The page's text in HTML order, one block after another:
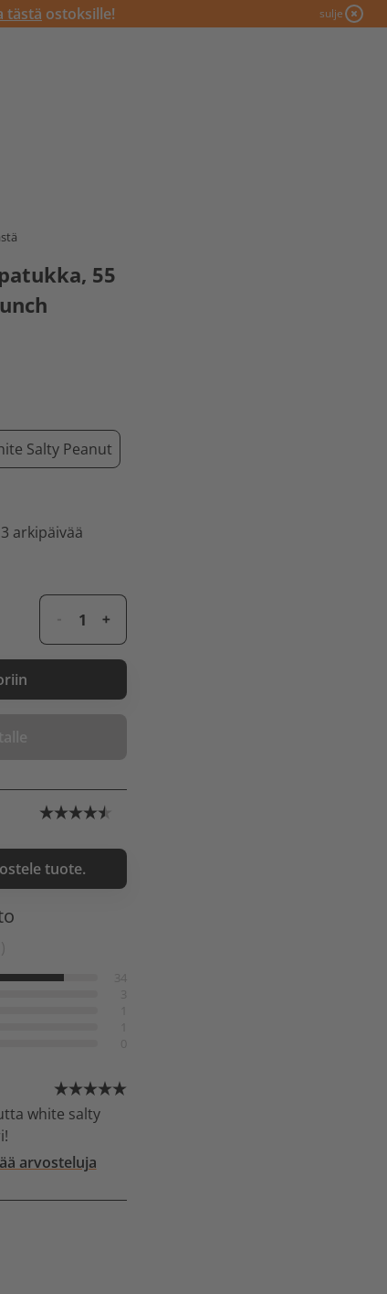
tästä ostoksille! sulje
55
Salty Peanut
arkipäivää
tuote.
34
3
white salty
arvosteluja